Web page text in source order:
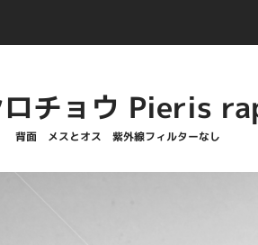
ロチョウ Pieris
背面 メスとオス 紫外線フィルターなし